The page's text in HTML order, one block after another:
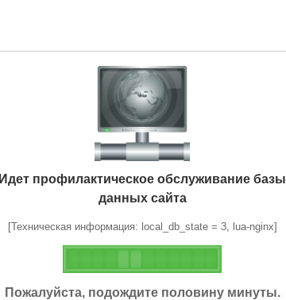
Идет профилактическое обслуживание базы
данных сайта
[Техническая информация: local_db_state = 3, lua-nginx]
Пожалуйста, подождите половину минуты.